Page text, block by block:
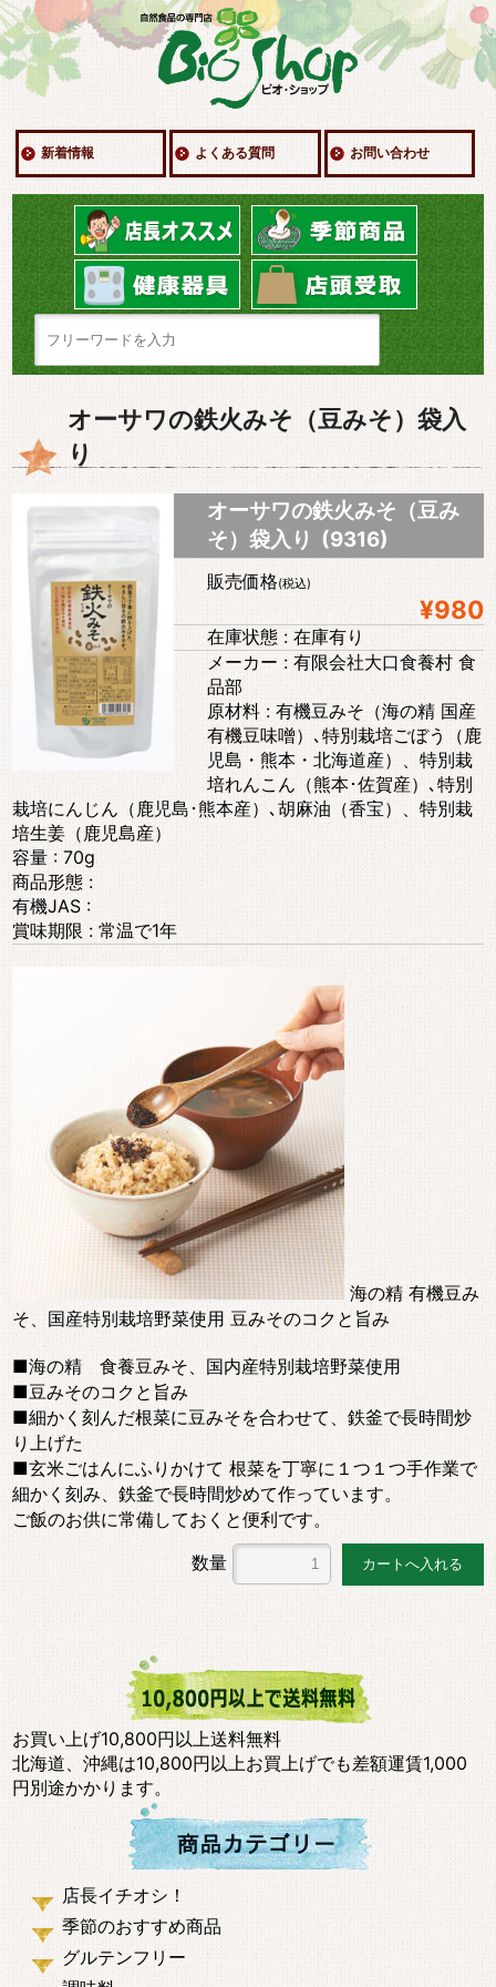
新着情報 よくある質問 お問い合わせ
オーサワの鉄火みそ（豆みそ）袋入
り
オーサワの鉄火みそ（豆み
そ）袋入り (9316)
販売価格(税込)
¥980
在庫状態 : 在庫有り
メーカー : 有限会社大口食養村 食
品部
原材料 : 有機豆みそ（海の精 国産
有機豆味噌）､特別栽培ごぼう（鹿
児島・熊本・北海道産）、特別栽
培れんこん（熊本･佐賀産）､特別
栽培にんじん（鹿児島･熊本産）､胡麻油（香宝）、特別栽
培生姜（鹿児島産）
容量 : 70g
商品形態 :
有機JAS :
賞味期限 : 常温で1年
海の精 有機豆み
そ、国産特別栽培野菜使用 豆みそのコクと旨み
■海の精 食養豆みそ、国内産特別栽培野菜使用
■豆みそのコクと旨み
■細かく刻んだ根菜に豆みそを合わせて、鉄釜で長時間炒
り上げた
■玄米ごはんにふりかけて 根菜を丁寧に１つ１つ手作業で
細かく刻み、鉄釜で長時間炒めて作っています。
ご飯のお供に常備しておくと便利です。
数量
お買い上げ10,800円以上送料無料
北海道、沖縄は10,800円以上お買上げでも差額運賃1,000
円別途かかります。
店長イチオシ！
季節のおすすめ商品
グルテンフリー